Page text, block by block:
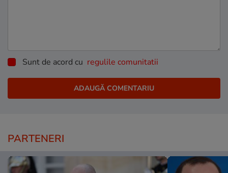
Sunt de acord cu regulile comunitatii
PARTENERI